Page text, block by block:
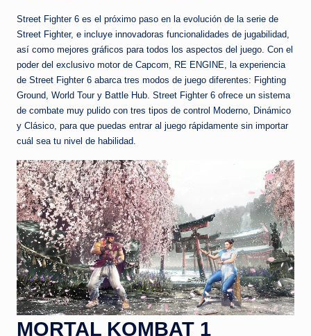
Street Fighter 6 es el próximo paso en la evolución de la serie de
Street Fighter, e incluye innovadoras funcionalidades de jugabilidad,
así como mejores gráficos para todos los aspectos del juego. Con el
poder del exclusivo motor de Capcom, RE ENGINE, la experiencia
de Street Fighter 6 abarca tres modos de juego diferentes: Fighting
Ground, World Tour y Battle Hub. Street Fighter 6 ofrece un sistema
de combate muy pulido con tres tipos de control Moderno, Dinámico
y Clásico, para que puedas entrar al juego rápidamente sin importar
cuál sea tu nivel de habilidad.
MORTAL KOMBAT 1